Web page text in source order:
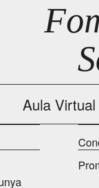
Aula Virtual